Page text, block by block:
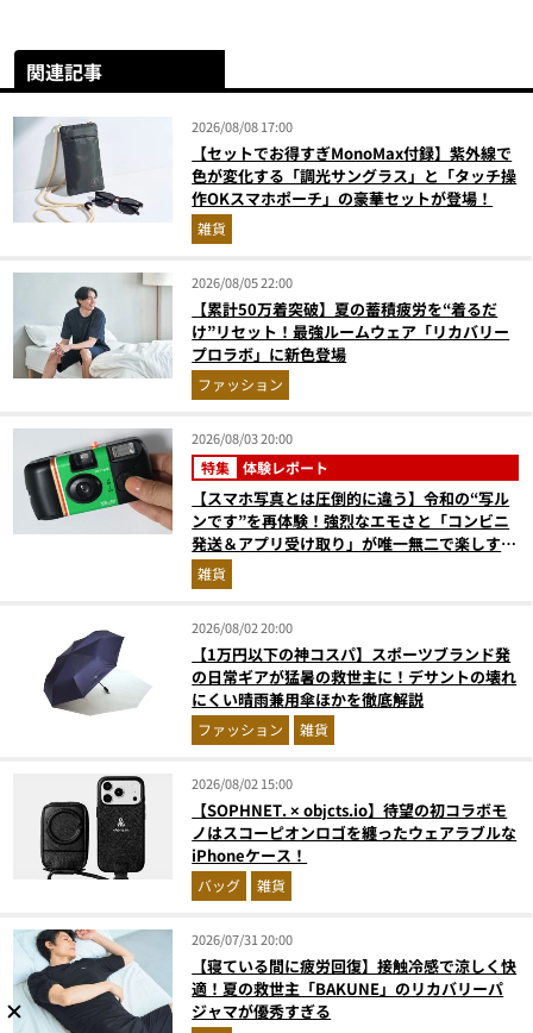
関連記事
2026/08/08 17:00
【セットでお得すぎMonoMax付録】紫外線で
色が変化する「調光サングラス」と「タッチ操
作OKスマホポーチ」の豪華セットが登場！
雑貨
2026/08/05 22:00
【累計50万着突破】夏の蓄積疲労を“着るだ
け”リセット！最強ルームウェア「リカバリー
プロラボ」に新色登場
ファッション
2026/08/03 20:00
特集 体験レポート
【スマホ写真とは圧倒的に違う】令和の“写ル
ンです”を再体験！強烈なエモさと「コンビニ
発送＆アプリ受け取り」が唯一無二で楽しすぎ
た雑貨
2026/08/02 20:00
【1万円以下の神コスパ】スポーツブランド発
の日常ギアが猛暑の救世主に！デサントの壊れ
にくい晴雨兼用傘ほかを徹底解説
ファッション 雑貨
2026/08/02 15:00
【SOPHNET. × objcts.io】待望の初コラボモ
ノはスコーピオンロゴを纏ったウェアラブルな
iPhoneケース！
バッグ 雑貨
2026/07/31 20:00
【寝ている間に疲労回復】接触冷感で涼しく快
適！夏の救世主「BAKUNE」のリカバリーパ
ジャマが優秀すぎる